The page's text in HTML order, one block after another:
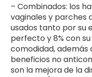
– Combinados: los
vaginales y parches
usados tanto por su
perfecto y 8% con
comodidad,
beneficios no
son la mejora de la